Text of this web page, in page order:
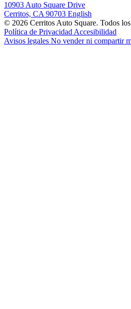
10903 Auto Square Drive
Cerritos, CA 90703 English
© 2026 Cerritos Auto Square. Todos los
Política de Privacidad Accesibilidad
Avisos legales No vender ni compartir